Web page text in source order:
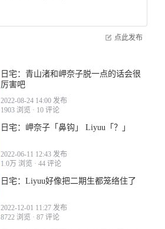
点此发布
日宅：青山渚和岬奈子脱一点的话会很
厉害吧
2022-08-24 14:00 发布
1903 浏览 · 10 评论
日宅：岬奈子「鼻钩」 Liyuu「？」
2022-06-11 12:43 发布
1.0万 浏览 · 44 评论
日宅：Liyuu好像把二期生都笼络住了
2022-12-01 11:27 发布
8722 浏览 · 87 评论